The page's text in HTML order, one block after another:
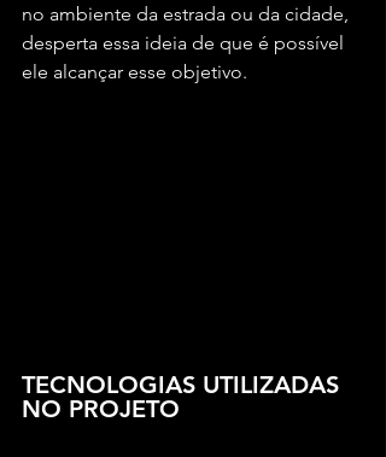
no ambiente da estrada ou da cidade,
desperta essa ideia de que é possível
ele alcançar esse objetivo.
TECNOLOGIAS UTILIZADAS
NO PROJETO